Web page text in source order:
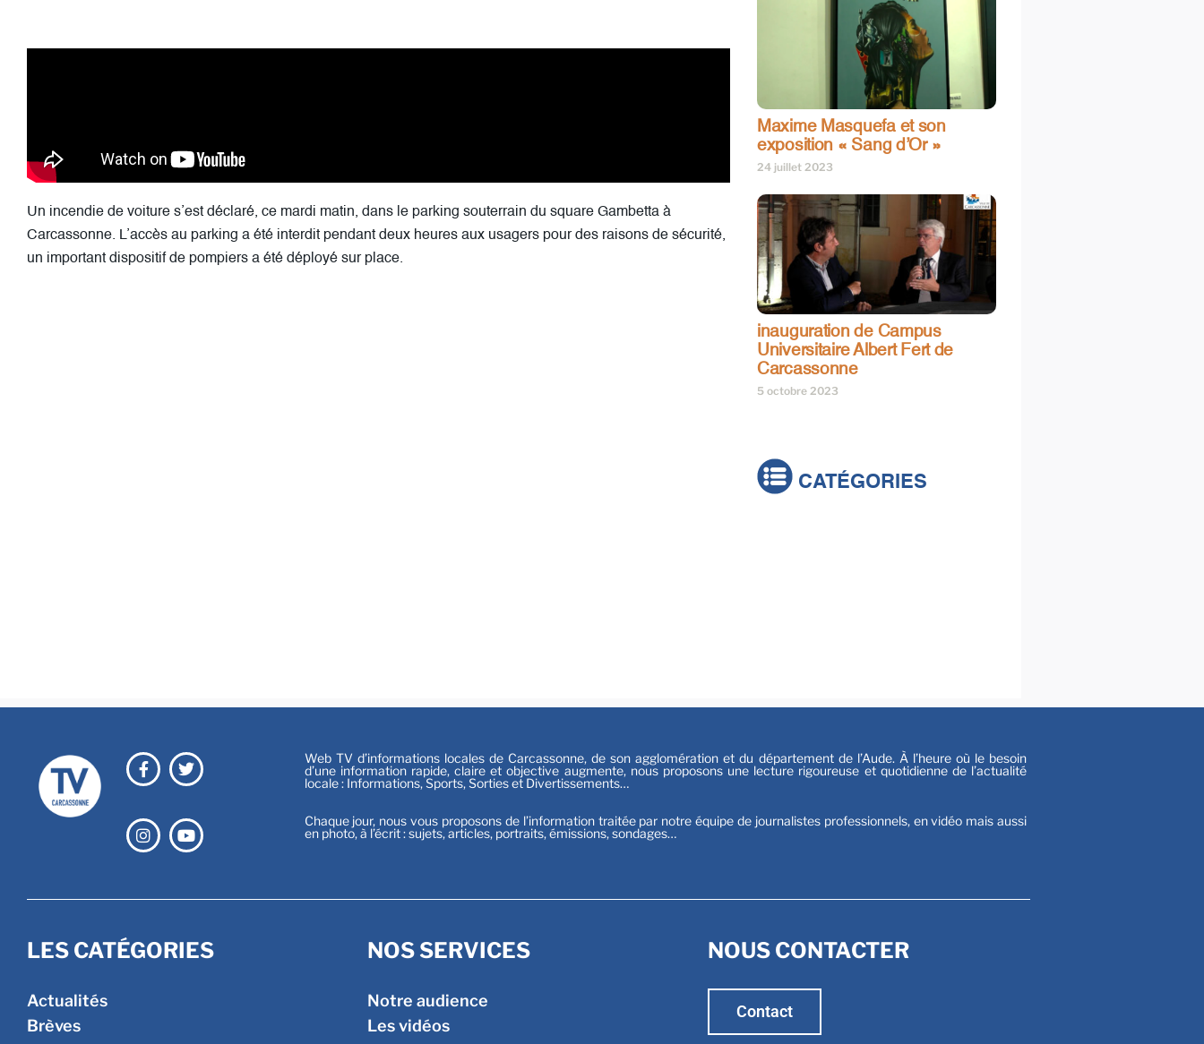
Un incendie de voiture s’est déclaré, ce mardi matin, dans le parking souterrain du square Gambetta à
Carcassonne. L’accès au parking a été interdit pendant deux heures aux usagers pour des raisons de sécurité,
un important dispositif de pompiers a été déployé sur place.
Maxime Masquefa et son
exposition « Sang d’Or »
24 juillet 2023
inauguration de Campus
Universitaire Albert Fert de
Carcassonne
5 octobre 2023
CATÉGORIES
Web TV d’informations locales de Carcassonne, de son agglomération et du département de l’Aude. À l’heure où le besoin
d’une information rapide, claire et objective augmente, nous proposons une lecture rigoureuse et quotidienne de l’actualité
locale : Informations, Sports, Sorties et Divertissements…
Chaque jour, nous vous proposons de l’information traitée par notre équipe de journalistes professionnels, en vidéo mais aussi
en photo, à l’écrit : sujets, articles, portraits, émissions, sondages…
LES CATÉGORIES
Actualités
Brèves
NOS SERVICES
Notre audience
Les vidéos
NOUS CONTACTER
Contact